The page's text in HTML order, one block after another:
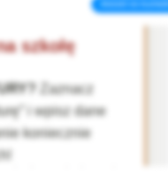
szkołę
Zaznacz
i wpisz dane
koniecznie